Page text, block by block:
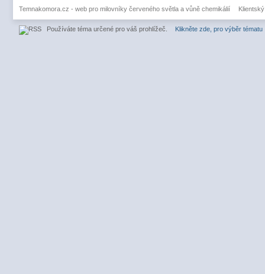
Temnakomora.cz - web pro milovníky červeného světla a vůně chemikálií
Používáte téma určené pro váš prohlížeč. Klikněte zde, pro výběr tématu